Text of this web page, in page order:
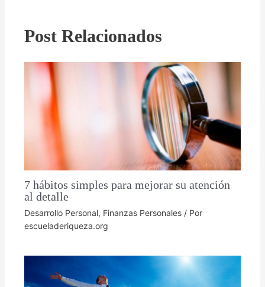
Post Relacionados
7 hábitos simples para mejorar su atención
al detalle
Desarrollo Personal, Finanzas Personales / Por
escueladeriqueza.org